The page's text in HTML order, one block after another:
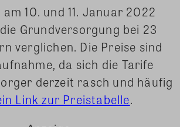
10. und 11. Januar 2022
Grundversorgung bei 23
verglichen. Die Preise sind
da sich die Tarife
derzeit rasch und häufig
Link zur Preistabelle.